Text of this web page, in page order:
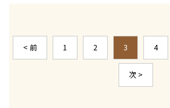
< 前 1 2 3 4
次 >